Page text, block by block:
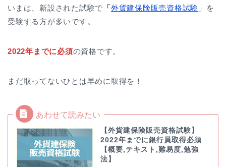
いまは、新設された試験で 「外貨建保険販売資格試験 」を
受験する方が多いです。
2022年までに必須の資格です。
まだ取ってないひとは早めに取得を！
【外貨建保険販売資格試験】
2022年までに銀行員取得必須
【概要,テキスト,難易度,勉強
法】